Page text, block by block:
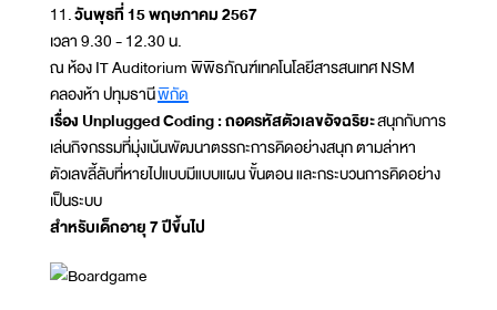
11.วันพุธที่ 15 พฤษภาคม 2567
เวลา 9.30 - 12.30 น.
ณ ห้อง IT Auditorium พิพิธภัณฑ์เทคโนโลยีสารสนเทศ NSM
คลองห้า ปทุมธานีพิกัด
เรื่อง Unplugged Coding : ถอดรหัสตัวเลขอัจฉริยะสนุกกับการ
เล่นกิจกรรมที่มุ่งเน้นพัฒนาตรรกะการคิดอย่างสนุก ตามล่าหา
ตัวเลขลี้ลับที่หายไปแบบมีแบบแผน ขั้นตอน และกระบวนการคิดอย่าง
เป็นระบบ
สำหรับเด็กอายุ 7 ปีขึ้นไป